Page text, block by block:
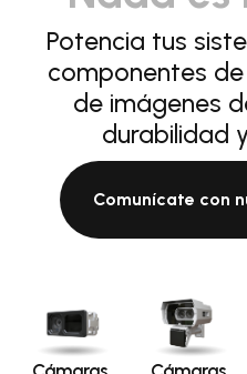
Potencia tus
componentes
de imágenes
durabilidad
Comunícate con